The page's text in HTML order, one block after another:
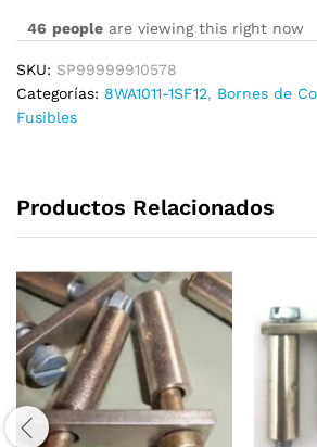
46 people are viewing this right now
SKU: SP99999910578
Categorías: 8WA1011-1SF12, Bornes de
Fusibles
Productos Relacionados